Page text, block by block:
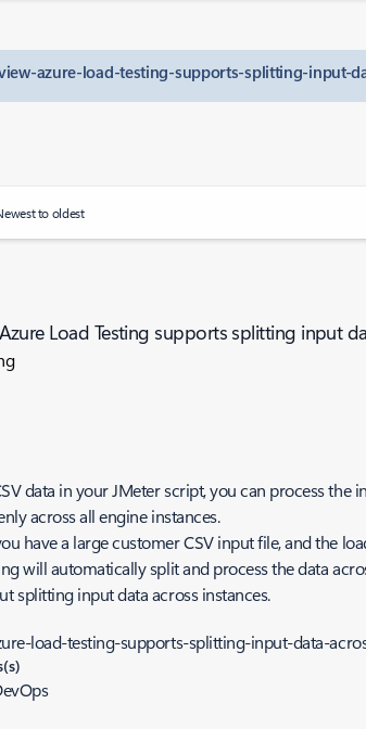
azure-load-testing-supports-splitting-input-
to oldest
Load Testing supports splitting input
data in your JMeter script, you can process the
across all engine instances.
have a large customer CSV input file, and the
will automatically split and process the data
splitting input data across instances.
load-testing-supports-splitting-input-data-